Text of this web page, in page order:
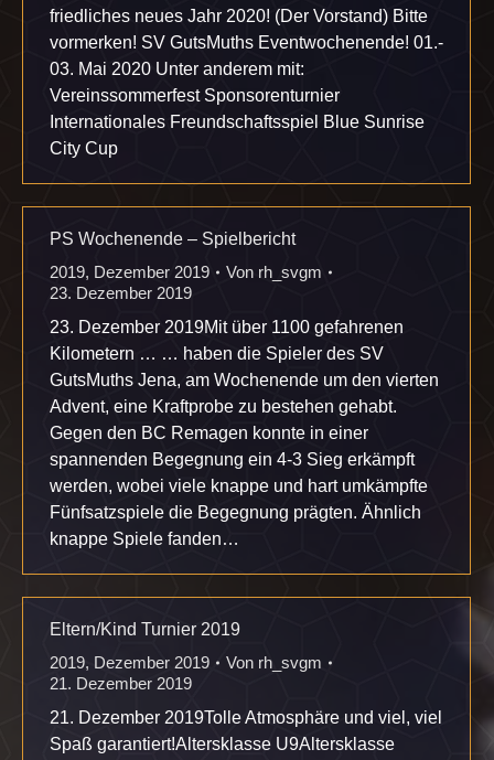
friedliches neues Jahr 2020! (Der Vorstand) Bitte
vormerken! SV GutsMuths Eventwochenende! 01.-
03. Mai 2020 Unter anderem mit:
Vereinssommerfest Sponsorenturnier
Internationales Freundschaftsspiel Blue Sunrise
City Cup
PS Wochenende – Spielbericht
2019, Dezember 2019 Von rh_svgm
23. Dezember 2019
23. Dezember 2019Mit über 1100 gefahrenen
Kilometern … … haben die Spieler des SV
GutsMuths Jena, am Wochenende um den vierten
Advent, eine Kraftprobe zu bestehen gehabt.
Gegen den BC Remagen konnte in einer
spannenden Begegnung ein 4-3 Sieg erkämpft
werden, wobei viele knappe und hart umkämpfte
Fünfsatzspiele die Begegnung prägten. Ähnlich
knappe Spiele fanden…
Eltern/Kind Turnier 2019
2019, Dezember 2019 Von rh_svgm
21. Dezember 2019
21. Dezember 2019Tolle Atmosphäre und viel, viel
Spaß garantiert!Altersklasse U9Altersklasse